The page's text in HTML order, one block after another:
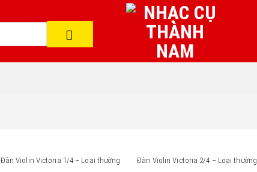
Đàn Violin Victoria 1/4 – Loại thường Đàn Violin Victoria 2/4 – Loại thường